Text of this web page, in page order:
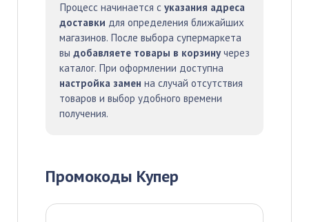
Процесс начинается с указания адреса
доставки для определения ближайших
магазинов. После выбора супермаркета
вы добавляете товары в корзинучерез
каталог. При оформлении доступна
настройка замен на случай отсутствия
товаров и выбор удобного времени
получения.
Промокоды Купер